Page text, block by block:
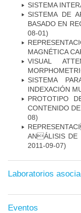
SISTEMA
SISTEMA DE
BASADO EN
08-01)
MAGNÉTICA
VISUAL
SISTEMA
INDEXACIÓN
PROTOTIPO
CONTENIDO
08)
ANÁLISIS DE
2011-09-07)
Laboratorios
Eventos